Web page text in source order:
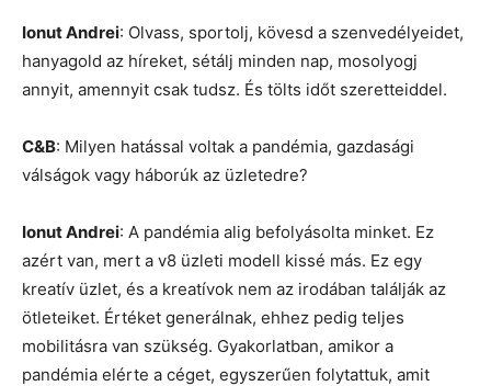
Ionut Andrei: Olvass, sportolj, kövesd a szenvedélyeidet,
hanyagold az híreket, sétálj minden nap, mosolyogj
annyit, amennyit csak tudsz. És tölts időt szeretteiddel.
C&B: Milyen hatással voltak a pandémia, gazdasági
válságok vagy háborúk az üzletedre?
Ionut Andrei: A pandémia alig befolyásolta minket. Ez
azért van, mert a v8 üzleti modell kissé más. Ez egy
kreatív üzlet, és a kreatívok nem az irodában találják az
ötleteiket. Értéket generálnak, ehhez pedig teljes
mobilitásra van szükség. Gyakorlatban, amikor a
pandémia elérte a céget, egyszerűen folytattuk, amit